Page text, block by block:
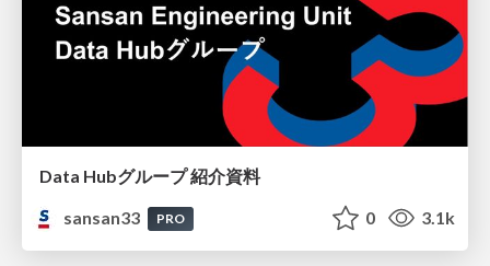
Data Hubグループ 紹介資料
sansan33
PRO 0 3.1k